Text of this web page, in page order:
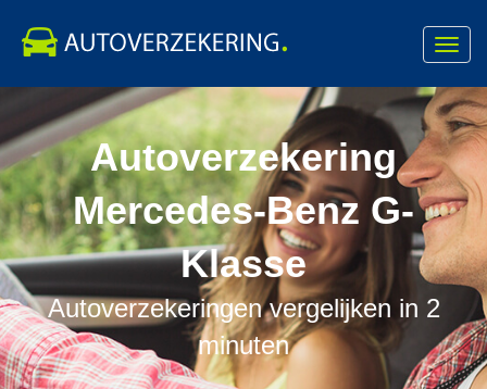
content
Autoverzekering
Mercedes-Benz G-
Klasse
Autoverzekeringen vergelijken in 2
minuten